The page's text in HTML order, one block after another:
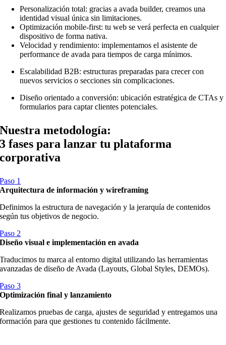
Personalización total: gracias a avada builder, creamos una
identidad visual única sin limitaciones.
Optimización mobile-first: tu web se verá perfecta en cualquier
dispositivo de forma nativa.
Velocidad y rendimiento: implementamos el asistente de
performance de avada para tiempos de carga mínimos.
Escalabilidad B2B: estructuras preparadas para crecer con
nuevos servicios o secciones sin complicaciones.
Diseño orientado a conversión: ubicación estratégica de CTAs y
formularios para captar clientes potenciales.
Nuestra metodología:
3 fases para lanzar tu plataforma
corporativa
Paso 1
Arquitectura de información y wireframing
Definimos la estructura de navegación y la jerarquía de contenidos
según tus objetivos de negocio.
Paso 2
Diseño visual e implementación en avada
Traducimos tu marca al entorno digital utilizando las herramientas
avanzadas de diseño de Avada (Layouts, Global Styles, DEMOs).
Paso 3
Optimización final y lanzamiento
Realizamos pruebas de carga, ajustes de seguridad y entregamos una
formación para que gestiones tu contenido fácilmente.